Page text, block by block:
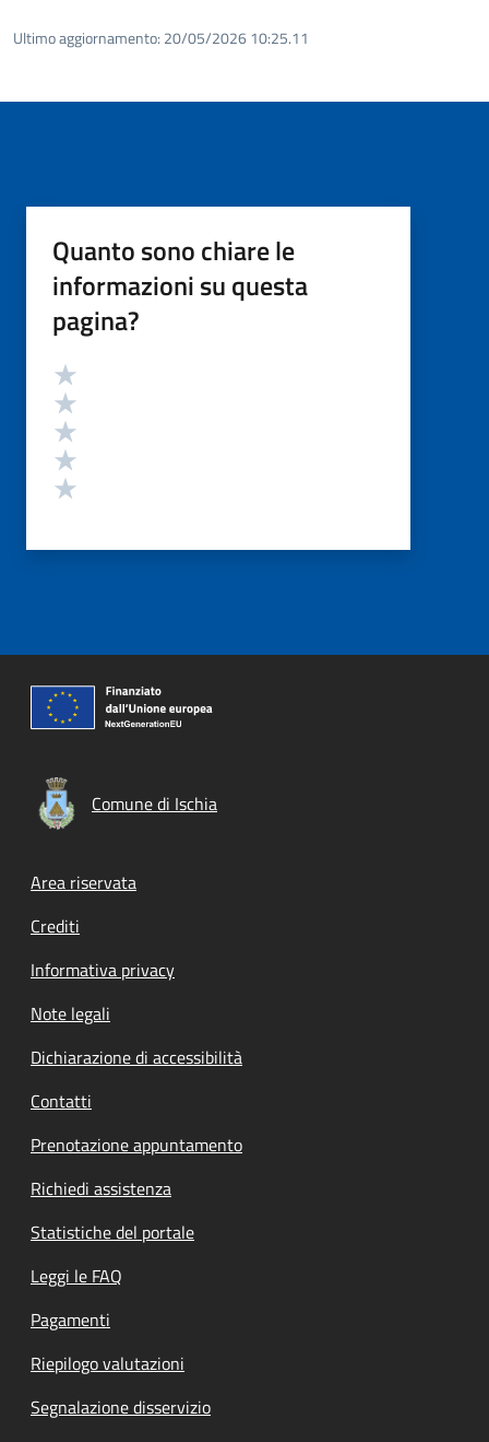
Ultimo aggiornamento: 20/05/2026 10:25.11
Quanto sono chiare le
informazioni su questa
pagina?
Valutazione
Comune di Ischia
Footer menu
Area riservata
Crediti
Informativa privacy
Note legali
Dichiarazione di accessibilità
Contatti
Prenotazione appuntamento
Richiedi assistenza
Statistiche del portale
Leggi le FAQ
Pagamenti
Riepilogo valutazioni
Segnalazione disservizio